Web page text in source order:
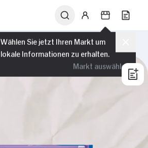
Wählen Sie jetzt Ihren Markt um
lokale Informationen zu erhalten.
Markt auswählen